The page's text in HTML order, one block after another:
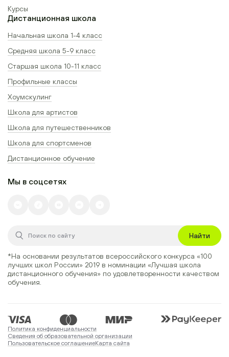
Курсы
Дистанционная школа
Начальная школа 1-4 класс
Средняя школа 5-9 класс
Старшая школа 10-11 класс
Профильные классы
Хоумскулинг
Школа для артистов
Школа для путешественников
Школа для спортсменов
Дистанционное обучение
Мы в соцсетях
Найти
*На основании результатов всероссийского конкурса «100
лучших школ России» 2019 в номинации «Лучшая школа
дистанционного обучения» по удовлетворенности качеством
обучения.
Политика конфиденциальности
Сведения об образовательной организации
Пользовательское соглашениеКарта сайта